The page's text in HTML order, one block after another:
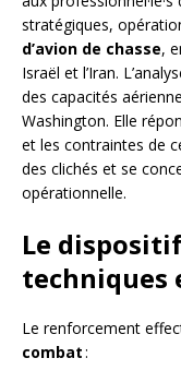
stratégiques,
d’avion de chasse,
Israël et l’Iran.
des capacités
Washington. Elle
et les contraintes de
des clichés et se
opérationnelle.
Le
techniques
Le renforcement
combat: